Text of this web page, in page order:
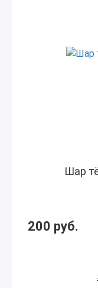
Шар
200 руб.